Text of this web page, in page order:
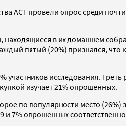
АСТ провели опрос среди
в их домашнем
пятый (20%) признался, что
участников исследования.
изучает 21% опрошенных.
по популярности место
и 7% опрошенных